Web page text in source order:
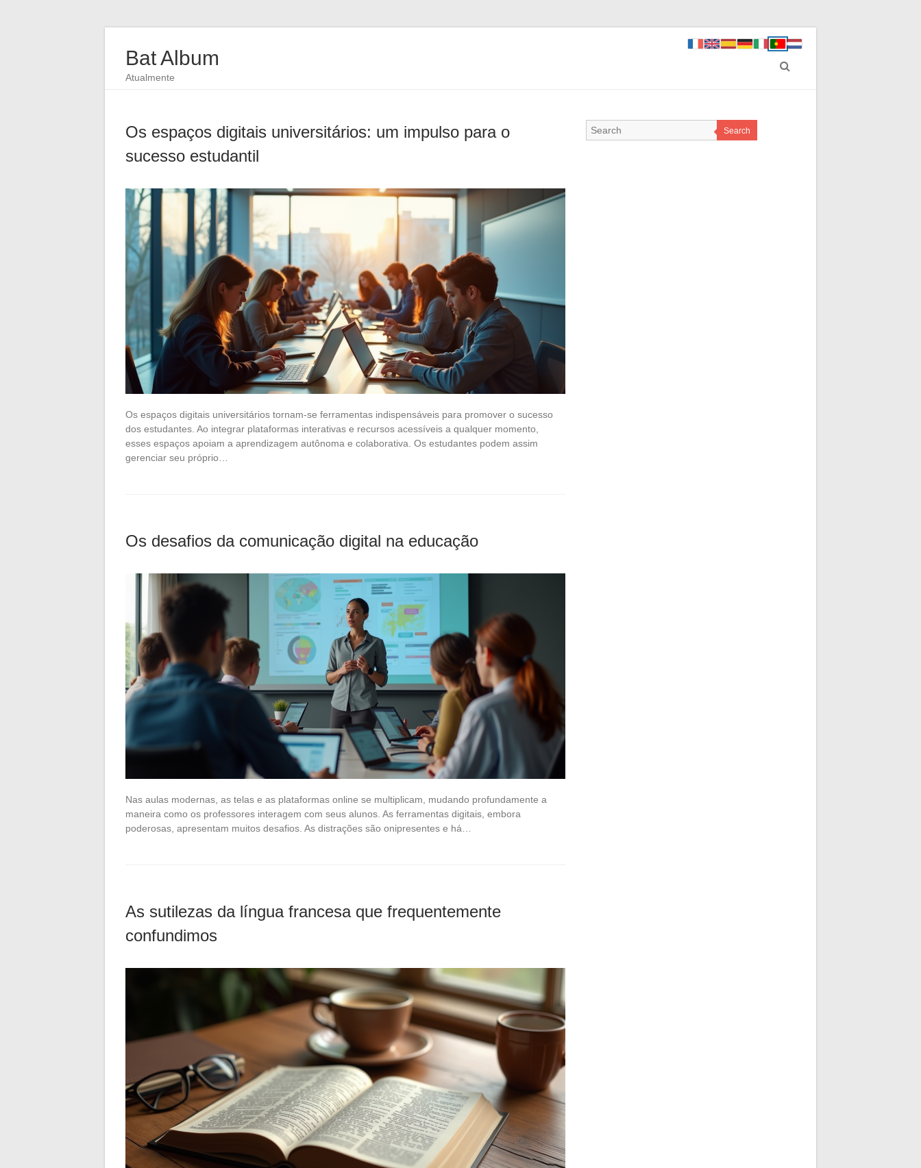
Bat Album
Atualmente
Os espaços digitais universitários: um impulso para o
sucesso estudantil
Os espaços digitais universitários tornam-se ferramentas indispensáveis para promover o sucesso
dos estudantes. Ao integrar plataformas interativas e recursos acessíveis a qualquer momento,
esses espaços apoiam a aprendizagem autônoma e colaborativa. Os estudantes podem assim
gerenciar seu próprio…
Os desafios da comunicação digital na educação
Nas aulas modernas, as telas e as plataformas online se multiplicam, mudando profundamente a
maneira como os professores interagem com seus alunos. As ferramentas digitais, embora
poderosas, apresentam muitos desafios. As distrações são onipresentes e há…
As sutilezas da língua francesa que frequentemente
confundimos
Search